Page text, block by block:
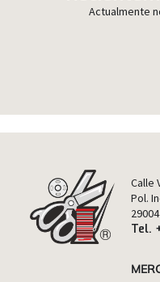
Actualmente
Calle
Pol.
Tel.